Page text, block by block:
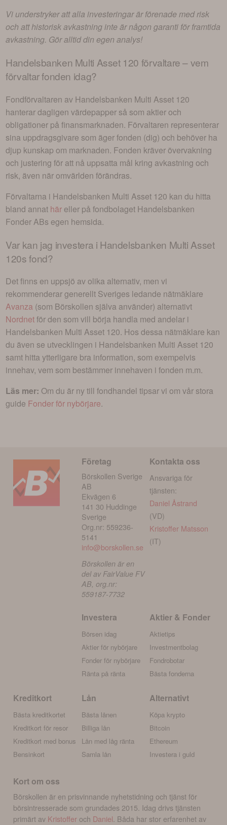
Vi understryker att alla investeringar är förenade med risk
och att historisk avkastning inte är någon garanti för framtida
avkastning. Gör alltid din egen analys!
Handelsbanken Multi Asset 120 förvaltare – vem
förvaltar fonden idag?
Fondförvaltaren av Handelsbanken Multi Asset 120
hanterar dagligen värdepapper så som aktier och
obligationer på finansmarknaden. Förvaltaren representerar
sina uppdragsgivare som äger fonden (dig) och behöver ha
djup kunskap om marknaden. Fonden kräver övervakning
och justering för att nå uppsatta mål kring avkastning och
risk, även när omvärlden förändras.
Förvaltarna i Handelsbanken Multi Asset 120 kan du hitta
bland annat här eller på fondbolaget Handelsbanken
Fonder ABs egen hemsida.
Var kan jag investera i Handelsbanken Multi Asset
120s fond?
Det finns en uppsjö av olika alternativ, men vi
rekommenderar generellt Sveriges ledande nätmäklare
Avanza (som Börskollen själva använder) alternativt
Nordnetför den som vill börja handla med andelar i
Handelsbanken Multi Asset 120. Hos dessa nätmäklare kan
du även se utvecklingen i Handelsbanken Multi Asset 120
samt hitta ytterligare bra information, som exempelvis
innehav, vem som bestämmer innehaven i fonden m.m.
Läs mer: Om du är ny till fondhandel tipsar vi om vår stora
guide Fonder för nybörjare.
Företag
Börskollen Sverige
AB
Ekvägen 6
141 30 Huddinge
Sverige
Org.nr: 559236-
5141
info@borskollen.se
Börskollen är en
del av FairValue FV
AB, org.nr:
559187-7732
Kontakta oss
Ansvariga för
tjänsten:
Daniel Åstrand
(VD)
Kristoffer Matsson
(IT)
Investera
Börsen idag
Aktier för nybörjare
Fonder för nybörjare
Ränta på ränta
Aktier & Fonder
Aktietips
Investmentbolag
Fondrobotar
Bästa fonderna
Kreditkort
Bästa kreditkortet
Kreditkort för resor
Kreditkort med bonus
Bensinkort
Lån
Bästa lånen
Billiga lån
Lån med låg ränta
Samla lån
Alternativt
Köpa krypto
Bitcoin
Ethereum
Investera i guld
Kort om oss
Börskollen är en prisvinnande nyhetstidning och tjänst för
börsintresserade som grundades 2015. Idag drivs tjänsten
primärt av Kristoffer och Daniel. Båda har stor erfarenhet av